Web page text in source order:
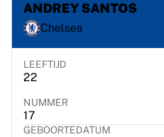
Team Visma | Lease a bike
Soudal Quick Step
EF Education
Team Jayco AlUla
Rugby
France Rugby
ANDREY SANTOS
Chelsea
LEEFTIJD
22
NUMMER
17
GEBOORTEDATUM